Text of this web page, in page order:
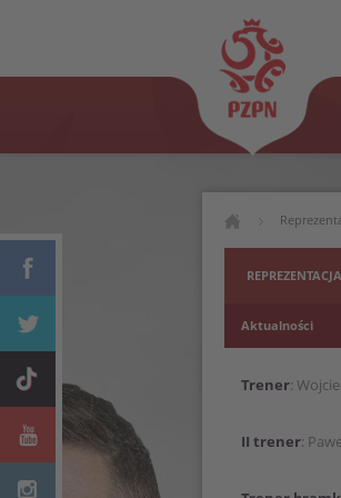
Aktualności
Trener:
II trener: